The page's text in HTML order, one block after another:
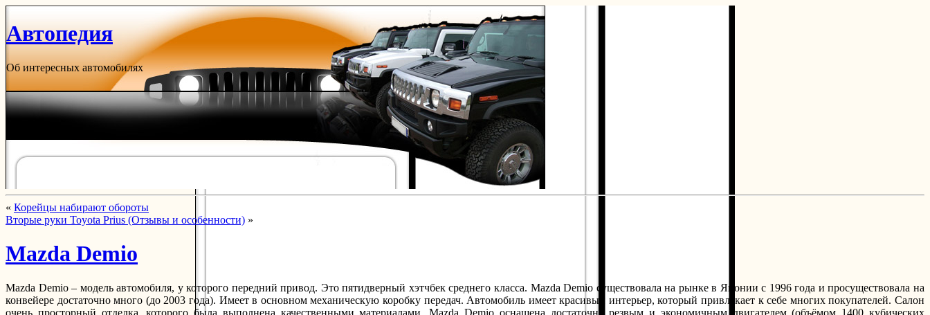
Автопедия
Об интересных автомобилях
« Корейцы набирают обороты
Вторые руки Toyota Prius (Отзывы и особенности) »
Mazda Demio
Mazda Demio – модель автомобиля, у которого передний привод. Это пятидверный хэтчбек среднего класса. Mazda Demio существовала на рынке в Японии с 1996 года и просуществовала на
конвейере достаточно много (до 2003 года). Имеет в основном механическую коробку передач. Автомобиль имеет красивый интерьер, который привлекает к себе многих покупателей. Салон
очень просторный отделка, которого была выполнена качественными материалами. Mazda Demio оснащена достаточно резвым и экономичным двигателем (объёмом 1400 кубических